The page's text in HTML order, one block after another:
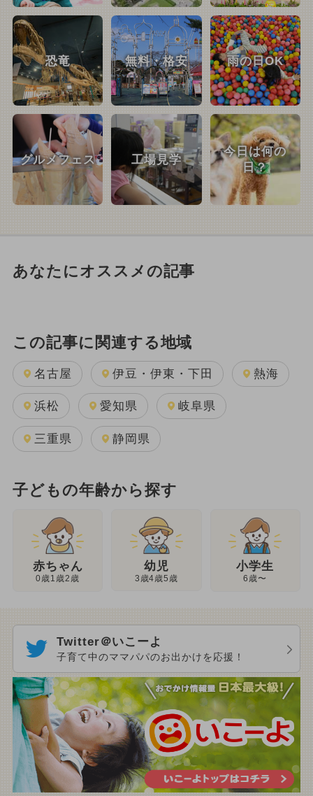
恐竜 無料・格安 雨の日OK
グルメフェス 工場見学
今日は何の
日？
あなたにオススメの記事
この記事に関連する地域
名古屋 伊豆・伊東・下田 熱海
浜松 愛知県 岐阜県
三重県 静岡県
子どもの年齢から探す
赤ちゃん
0歳1歳2歳
幼児
3歳4歳5歳
小学生
6歳〜
Twitter＠いこーよ
子育て中のママパパのお出かけを応援！